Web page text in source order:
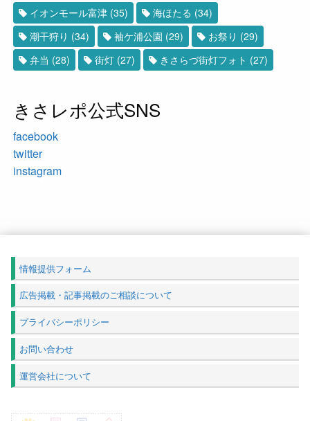
イオンモール富津 (35) 海ほたる (34)
潮干狩り (34) 袖ケ浦公園 (29) お祭り (29)
弁当 (28) 街灯 (27) きさらづ街灯フォト (27)
きさレポ公式SNS
facebook
twitter
instagram
情報提供フォーム
広告掲載・記事掲載のご相談について
プライバシーポリシー
お問い合わせ
運営会社について